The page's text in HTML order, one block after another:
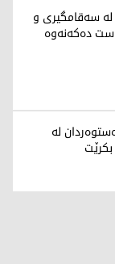
سەقامگیری و
دەکەنەوە
لە